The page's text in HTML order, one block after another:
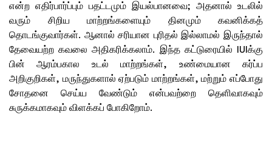
என்ற எதிர்பார்ப்பும் பதட்டமும் இயல்பானவை; அதனால் உடலில்
வரும் சிறிய மாற்றங்களையும் தினமும் கவனிக்கத்
தொடங்குவார்கள். ஆனால் சரியான புரிதல் இல்லாமல் இருந்தால்
தேவையற்ற கவலை அதிகரிக்கலாம். இந்த கட்டுரையில் IUIக்கு
பின் ஆரம்பகால உடல் மாற்றங்கள், உண்மையான கர்ப்ப
அறிகுறிகள், மருந்துகளால் ஏற்படும் மாற்றங்கள், மற்றும் எப்போது
சோதனை செய்ய வேண்டும் என்பவற்றை தெளிவாகவும்
சுருக்கமாகவும் விளக்கப் போகிறோம்.